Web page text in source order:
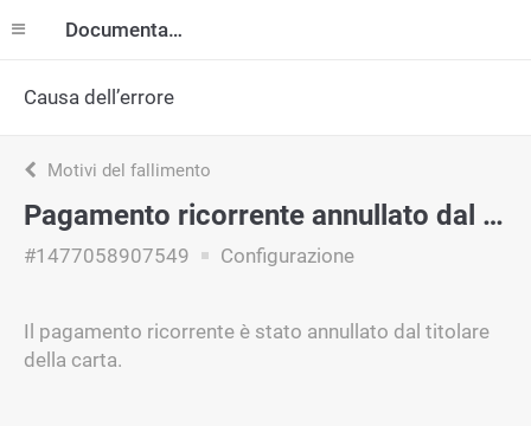
Documentazione
Causa dell’errore
Motivi del fallimento
Pagamento ricorrente annullato dal titolare della carta
#1477058907549 Configurazione
Il pagamento ricorrente è stato annullato dal titolare
della carta.